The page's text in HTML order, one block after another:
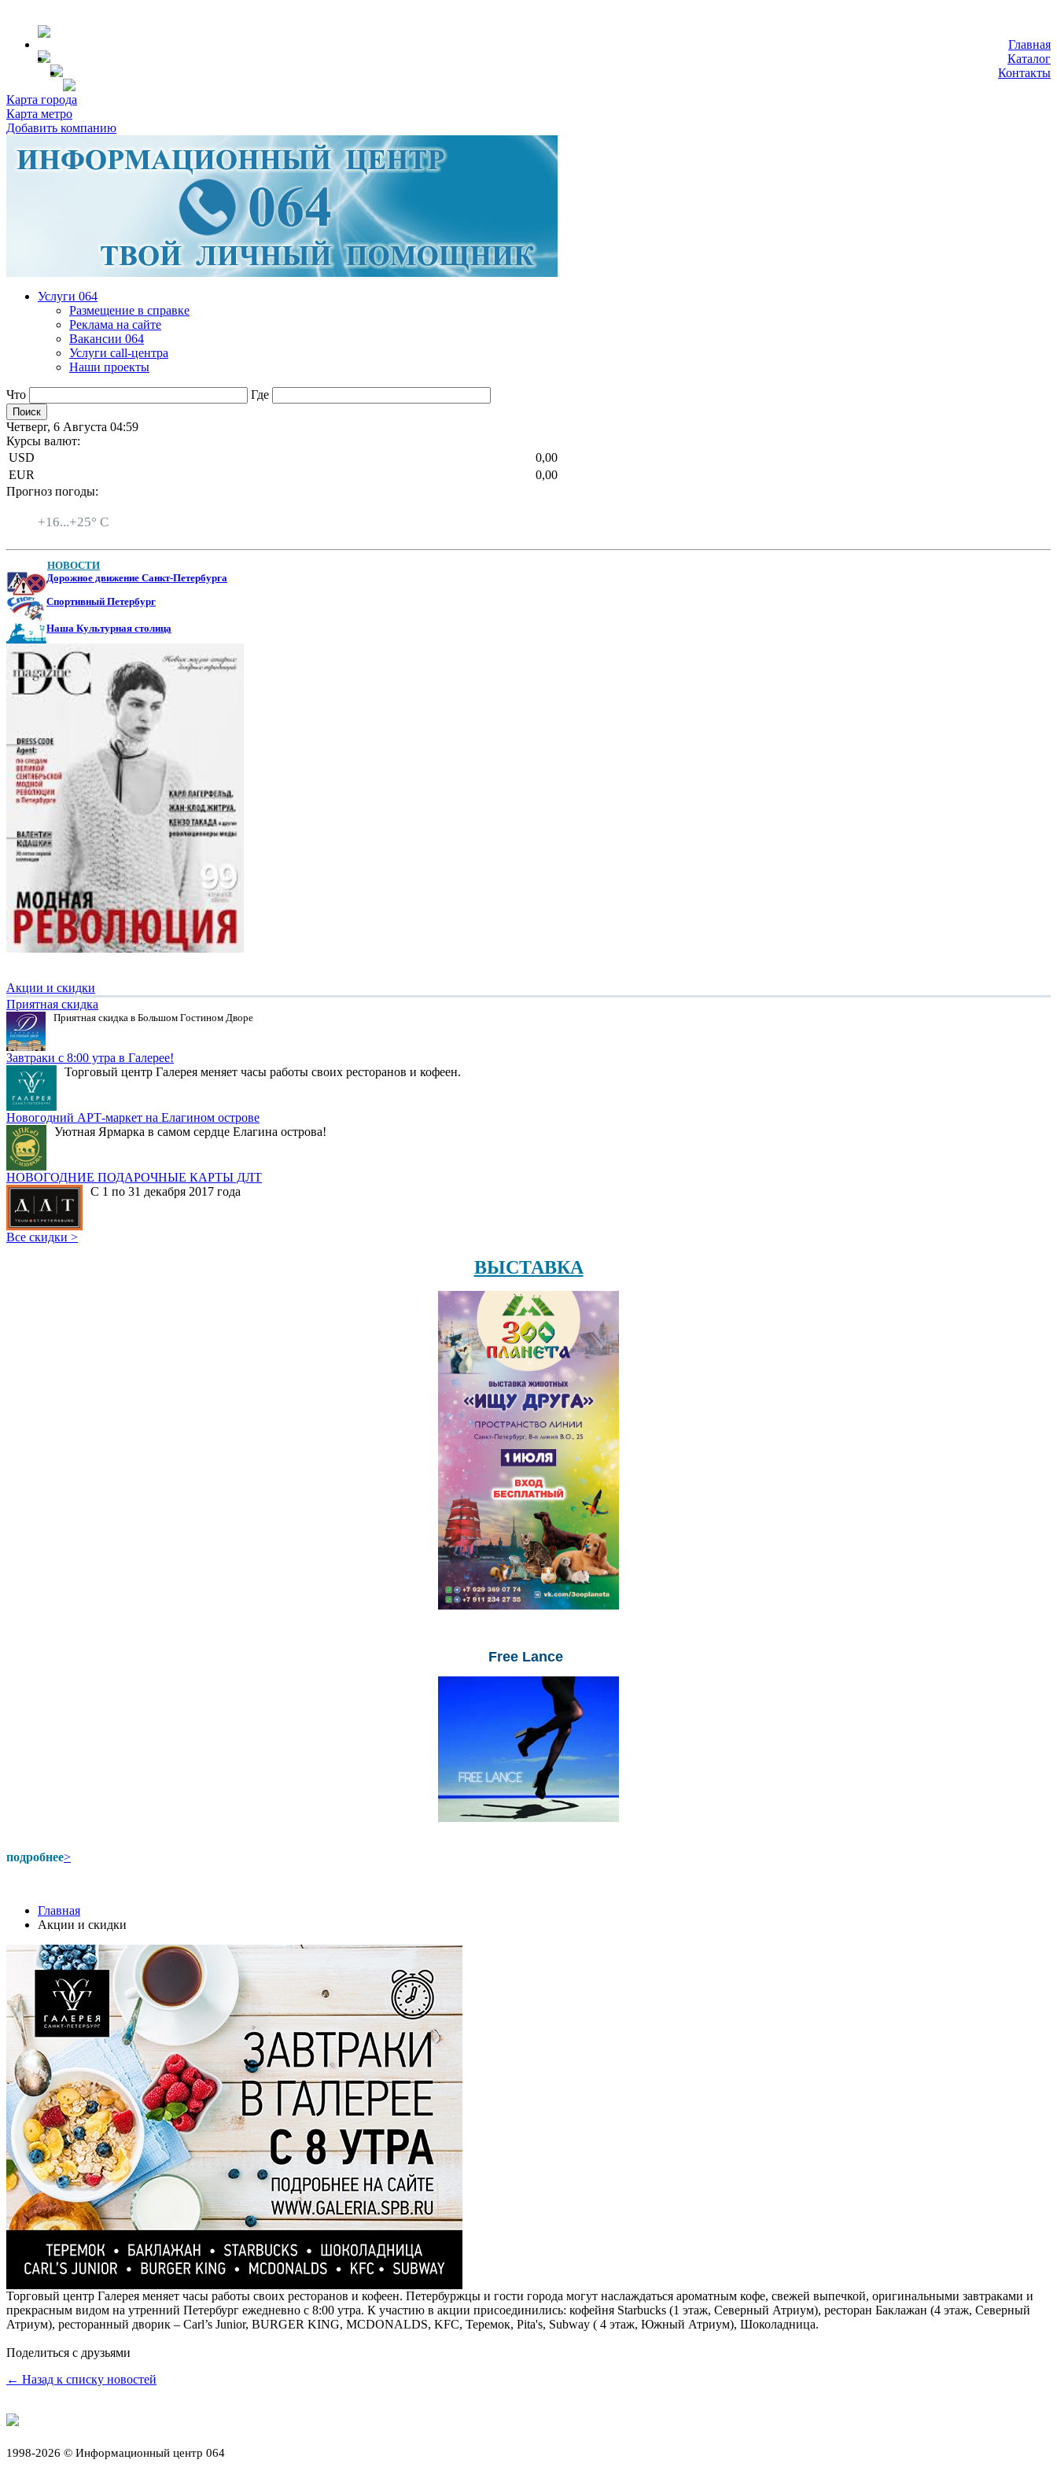
Главная
Каталог
Контакты
Карта города
Карта метро
Добавить компанию
Услуги 064
Размещение в справке
Реклама на сайте
Вакансии 064
Услуги call-центра
Наши проекты
Что Где
Четверг, 6 Августа 04:59
Курсы валют:
USD
0,00
EUR
0,00
Прогноз погоды:
+16...+25° C
НОВОСТИ
Дорожное движение Санкт-Петербурга
Спортивный Петербург
Наша Культурная столица
Акции и скидки
Приятная скидка
Приятная скидка в Большом Гостином Дворе
Завтраки с 8:00 утра в Галерее!
Торговый центр Галерея меняет часы работы своих ресторанов и кофеен.
Новогодний АРТ-маркет на Елагином острове
Уютная Ярмарка в самом сердце Елагина острова!
НОВОГОДНИЕ ПОДАРОЧНЫЕ КАРТЫ ДЛТ
С 1 по 31 декабря 2017 года
Все скидки >
ВЫСТАВКА
Free Lance
подробнее>
Главная
Акции и скидки
Торговый центр Галерея меняет часы работы своих ресторанов и кофеен. Петербуржцы и гости города могут наслаждаться ароматным кофе, свежей выпечкой, оригинальными завтраками и
прекрасным видом на утренний Петербург ежедневно с 8:00 утра. К участию в акции присоединились: кофейня Starbucks (1 этаж, Северный Атриум), ресторан Баклажан (4 этаж, Северный
Атриум), ресторанный дворик – Carl’s Junior, BURGER KING, MCDONALDS, KFC, Теремок, Pita's, Subway ( 4 этаж, Южный Атриум), Шоколадница.
Поделиться с друзьями
← Назад к списку новостей
1998-2026 © Информационный центр 064